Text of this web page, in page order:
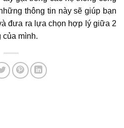
thông tin này sẽ giúp bạn
đưa ra lựa chọn hợp lý giữa 2
của mình.